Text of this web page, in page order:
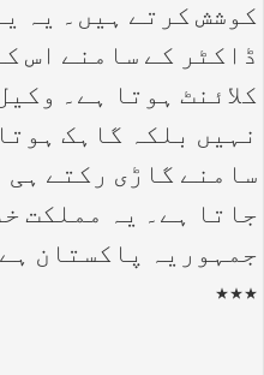
کوشش کرتے ہیں۔ یہ
ڈاکٹر کے سامنے اس
کلائنٹ ہوتا ہے۔
نہیں بلکہ گاہک
سامنے گاڑی رکتے ہی
جاتا ہے۔ یہ مملکت
جمہوریہ پاکستان
٭٭٭